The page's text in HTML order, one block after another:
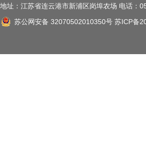
地址：江苏省连云港市新浦区岗埠农场 电话：
苏公网安备 32070502010350号 苏ICP备